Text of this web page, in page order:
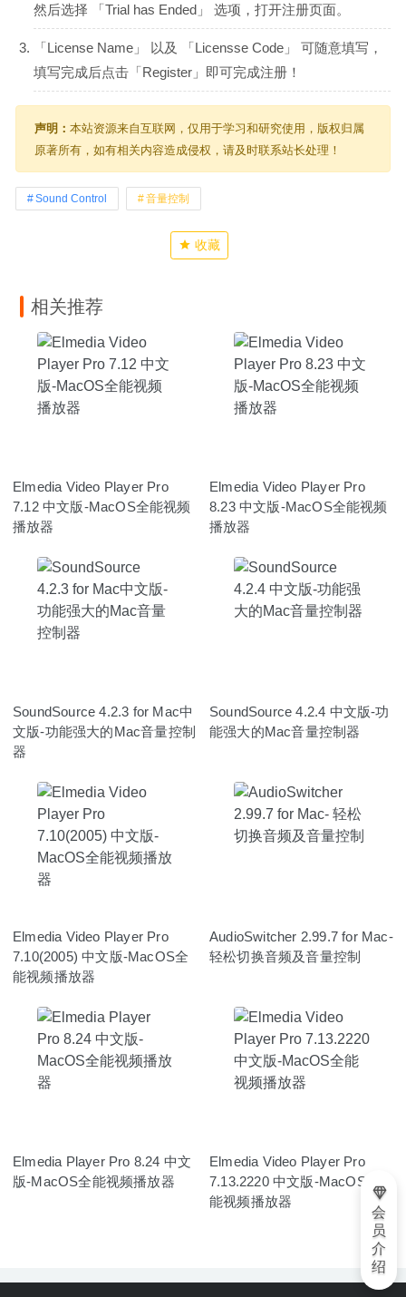
然后选择 「Trial has Ended」 选项，打开注册页面。
「License Name」 以及 「Licensse Code」 可随意填写，
填写完成后点击「Register」即可完成注册！
声明： 本站资源来自互联网，仅用于学习和研究使用，版权归属
原著所有，如有相关内容造成侵权，请及时联系站长处理！
Sound Control 音量控制
收藏
相关推荐
Elmedia Video Player Pro
7.12 中文版-MacOS全能视频
播放器
Elmedia Video Player Pro
8.23 中文版-MacOS全能视频
播放器
SoundSource 4.2.3 for Mac中
文版-功能强大的Mac音量控制
器
SoundSource 4.2.4 中文版-功
能强大的Mac音量控制器
Elmedia Video Player Pro
7.10(2005) 中文版-MacOS全
能视频播放器
AudioSwitcher 2.99.7 for Mac-
轻松切换音频及音量控制
Elmedia Player Pro 8.24 中文
版-MacOS全能视频播放器
Elmedia Video Player Pro
7.13.2220 中文版-MacOS全
能视频播放器
会
员
介
绍